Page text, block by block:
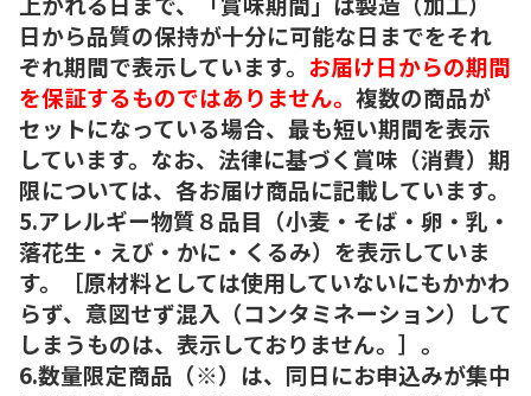
日から品質の保持が十分に可能な日までをそれ
ぞれ期間で表示しています。 お届け日からの期間
を保証するものではありません。 複数の商品が
セットになっている場合、最も短い期間を表示
しています。なお、法律に基づく賞味（消費）期
限については、各お届け商品に記載しています。
5.アレルギー物質８品目（小麦・そば・卵・乳・
落花生・えび・かに・くるみ）を表示していま
す。［原材料としては使用していないにもかかわ
らず、意図せず混入（コンタミネーション）して
しまうものは、表示しておりません。］。
6.数量限定商品（※）は、同日にお申込みが集中